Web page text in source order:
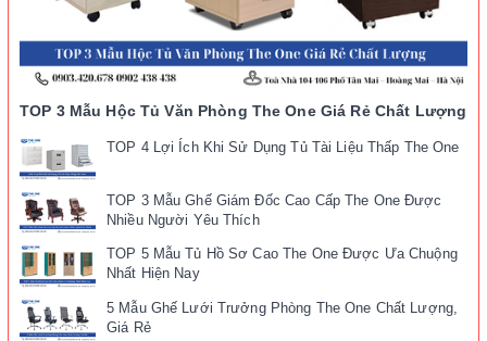
TOP 3 Mẫu Hộc Tủ Văn Phòng The One Giá Rẻ Chất Lượng
TOP 4 Lợi Ích Khi Sử Dụng Tủ Tài Liệu Thấp The One
TOP 3 Mẫu Ghế Giám Đốc Cao Cấp The One Được
Nhiều Người Yêu Thích
TOP 5 Mẫu Tủ Hồ Sơ Cao The One Được Ưa Chuộng
Nhất Hiện Nay
5 Mẫu Ghế Lưới Trưởng Phòng The One Chất Lượng,
Giá Rẻ